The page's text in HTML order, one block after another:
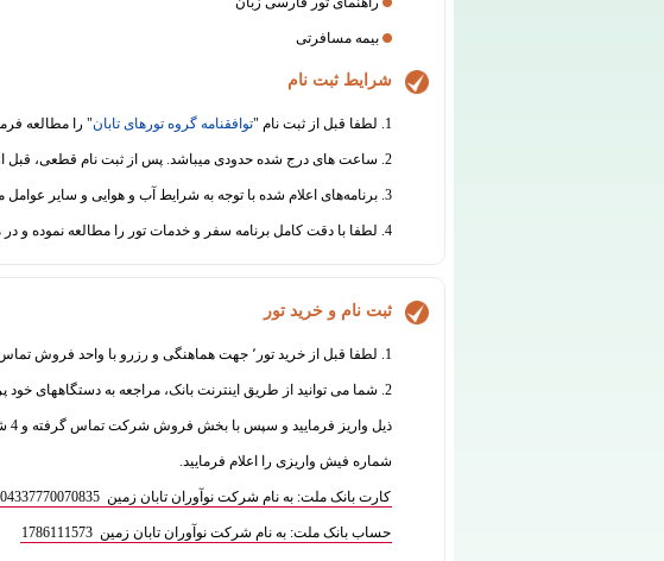
بیمه مسافرتی
شرایط ثبت نام
1. لطفا قبل از ثبت نام " توافقنامه گروه تورهای تابان" را مطالعه
2. ساعت های درج شده حدودی میباشد. پس از ثبت نام قطعی، قبل از برگزاری سفر هماهنگی های لازم جهت اطلاع رسانی از ساعت دقیق حرکت انجام خواهد شد.
3. برنامه‌های اعلام شده با توجه به شرایط آب و هوایی و سایر عوامل محیطی یا فنی قابل جابجایی است.
4. لطفا با دقت کامل برنامه سفر و خدمات تور را مطالعه نموده و در مورد هرگونه ابهام از دفتر گروه تورهای تابان اطلاعات لازم را دریافت نمائید.
ثبت نام و خرید تور
1. لطفا قبل از خرید تور٬ جهت هماهنگی و رزرو با واحد فروش تماس بگیرید:
2. شما می توانید از طریق اینترنت بانک، مراجعه به دستگاههای خود
شماره فیش واریزی را اعلام فرمایید.
کارت بانک ملت: به نام شرکت نوآوران تابان زمین 6104337770070835
حساب بانک ملت: به نام شرکت نوآوران تابان زمین 1786111573